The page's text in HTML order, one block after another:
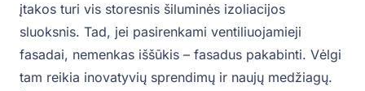
įtakos turi vis storesnis šiluminės izoliacijos
sluoksnis. Tad, jei pasirenkami ventiliuojamieji
fasadai, nemenkas iššūkis – fasadus pakabinti. Vėlgi
tam reikia inovatyvių sprendimų ir naujų medžiagų.